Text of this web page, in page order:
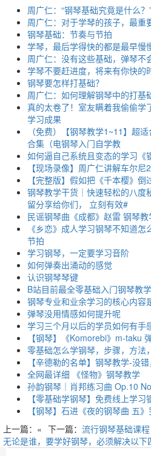
周广仁：“钢琴基础究竟是什么？
周广仁：对于学琴的孩子，最重
钢琴基础：节奏与节拍
学琴，最后学得快的都是最早慢
周广仁：没有这些基础，弹琴不
学琴不要赶进度，将来有你快的
钢琴要怎样打基础？
周广仁：如何理解钢琴中的打基
真的太卷了！室友瞒着我偷偷学
学习成果
（免费）【钢琴教学1~11】超
合集（电钢琴入门自学教
如何逼自己系统且变态的学习《
【现场录像】周广仁讲解车尔尼
【完整版】假如把《千本樱》倒
钢琴教学干货｜快速轻松的八度
留分享给你们， 立刻有效#
民谣钢琴曲《成都》赵雷 钢琴
《乡恋》成人学习钢琴不知道
节拍
学习钢琴，一定要学习音阶
如何弹奏出涌动的感觉
认识钢琴琴键
B站目前最全零基础入门钢琴教学
钢琴专业和业余学习的核心内容
弹琴没用情感如何提升呢
学习三个月以后的学员如何有手
【钢琴】《Komorebi》m-taku
零基础怎么学钢琴，步骤，方法
【辛德勒的名单】钢琴教学-没
全网最详细 《怪物》钢琴教学
孙韵钢琴｜肖邦练习曲 Op.10
【零基础学钢琴】免费线上学
【钢琴】石进《夜的钢琴曲 五
下一篇： 流行钢琴基础课
上一篇：«
无论是谁，要学好钢琴，必须解决以下